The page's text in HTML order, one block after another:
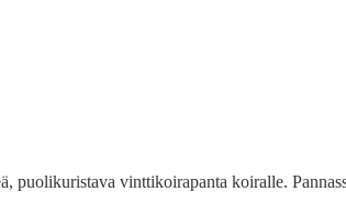
puolikuristava vinttikoirapanta koiralle.